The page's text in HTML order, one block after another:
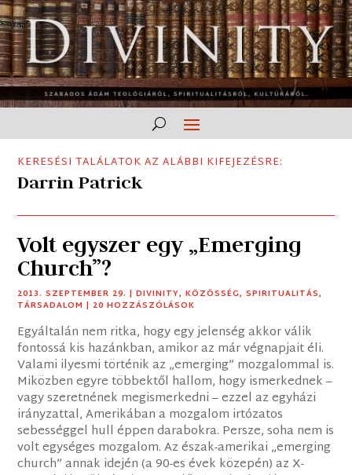
KERESÉSI TALÁLATOK AZ ALÁBBI KIFEJEZÉSRE:
Darrin Patrick
Volt egyszer egy „Emerging
Church”?
2013. SZEPTEMBER 29. |DIVINITY,KÖZÖSSÉG,SPIRITUALITÁS,
TÁRSADALOM | 20 HOZZÁSZÓLÁSOK
Egyáltalán nem ritka, hogy egy jelenség akkor válik
fontossá kis hazánkban, amikor az már végnapjait éli.
Valami ilyesmi történik az „emerging” mozgalommal is.
Miközben egyre többektől hallom, hogy ismerkednek –
vagy szeretnének megismerkedni – ezzel az egyházi
irányzattal, Amerikában a mozgalom irtózatos
sebességgel hull éppen darabokra. Persze, soha nem is
volt egységes mozgalom. Az észak-amerikai „emerging
church” annak idején (a 90-es évek közepén) az X-